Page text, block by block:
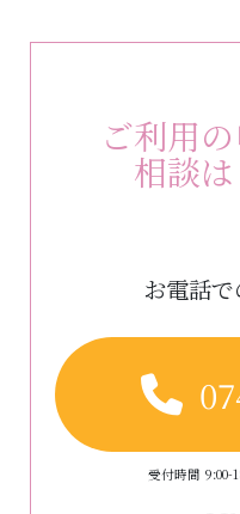
ご利用
相談
お電話
受付時間 9:00-